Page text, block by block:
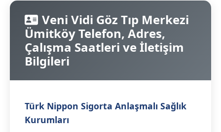
Veni Vidi Göz Tıp Merkezi
Ümitköy Telefon, Adres,
Çalışma Saatleri ve İletişim
Bilgileri
Türk Nippon Sigorta Anlaşmalı Sağlık
Kurumları